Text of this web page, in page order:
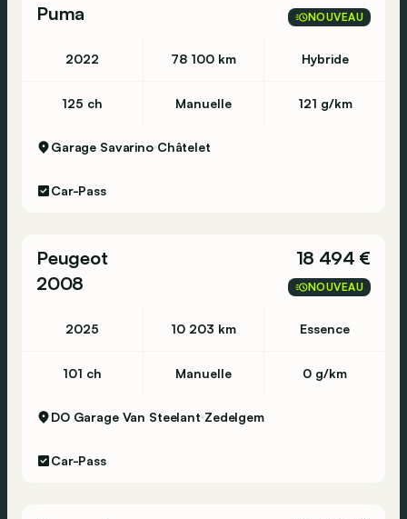
Puma
NOUVEAU
2022 78 100 km Hybride
125 ch Manuelle 121 g/km
Garage Savarino Châtelet
Car-Pass
Peugeot
2008
18 494 €
NOUVEAU
2025 10 203 km Essence
101 ch Manuelle 0 g/km
DO Garage Van Steelant Zedelgem
Car-Pass